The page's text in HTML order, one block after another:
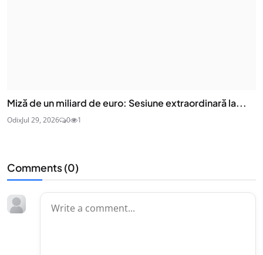
Miză de un miliard de euro: Sesiune extraordinară la...
OdixJul 29, 2026 0 1
Comments (0)